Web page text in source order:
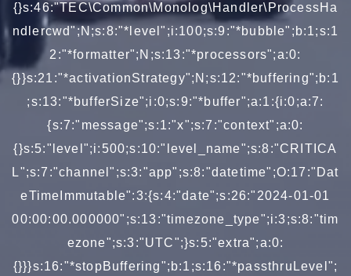
{}s:46:"TEC\Common\Monolog\Handler\ProcessHa
ndlercwd";N;s:8:"*level";i:100;s:9:"*bubble";b:1;s:1
2:"*formatter";N;s:13:"*processors";a:0:
{}}s:21:"*activationStrategy";N;s:12:"*buffering";b:1
;s:13:"*bufferSize";i:0;s:9:"*buffer";a:1:{i:0;a:7:
{s:7:"message";s:1:"x";s:7:"context";a:0:
{}s:5:"level";i:500;s:10:"level_name";s:8:"CRITICA
L";s:7:"channel";s:3:"app";s:8:"datetime";O:17:"Dat
eTimeImmutable":3:{s:4:"date";s:26:"2024-01-01
00:00:00.000000";s:13:"timezone_type";i:3;s:8:"tim
ezone";s:3:"UTC";}s:5:"extra";a:0:
{}}}s:16:"*stopBuffering";b:1;s:16:"*passthruLevel";